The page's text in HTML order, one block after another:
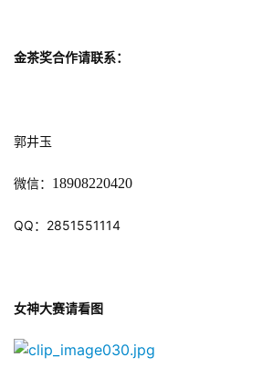
金茶奖合作请联系：
郭井玉
微信： 18908220420
QQ ： 2851551114
女神大赛请看图